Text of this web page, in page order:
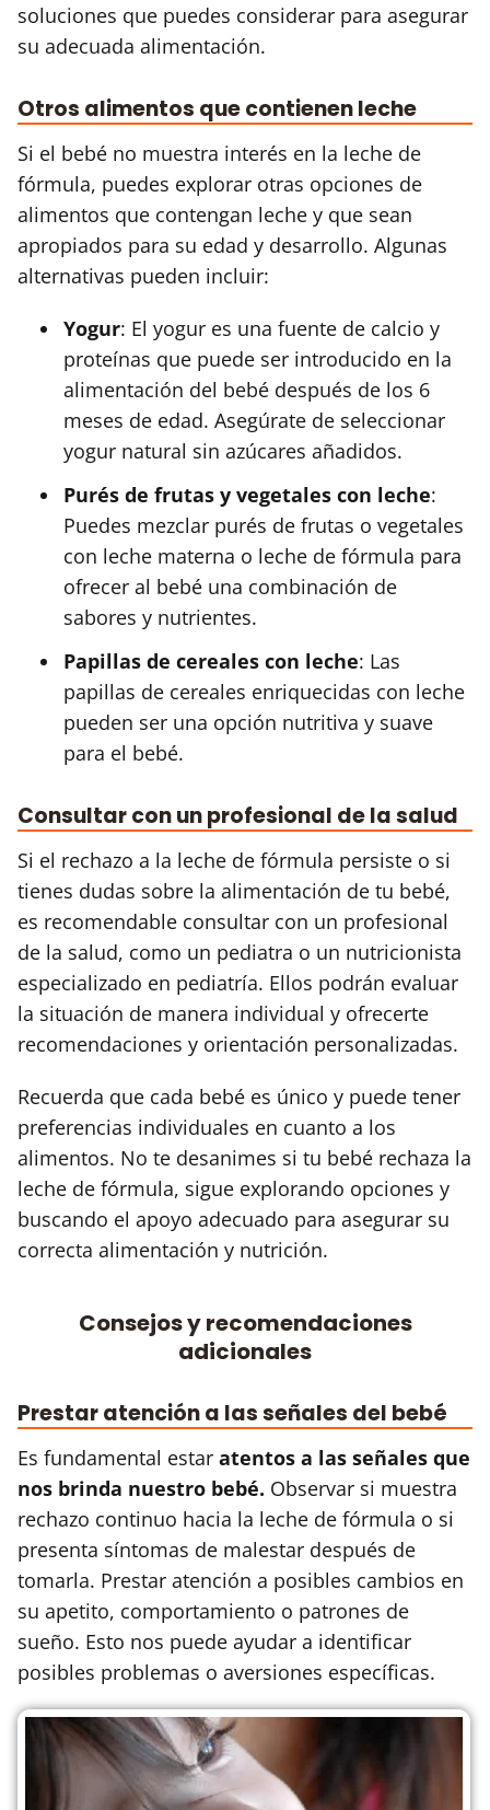
soluciones que puedes considerar para asegurar
su adecuada alimentación.
Otros alimentos que contienen leche
Si el bebé no muestra interés en la leche de
fórmula, puedes explorar otras opciones de
alimentos que contengan leche y que sean
apropiados para su edad y desarrollo. Algunas
alternativas pueden incluir:
Yogur: El yogur es una fuente de calcio y
proteínas que puede ser introducido en la
alimentación del bebé después de los 6
meses de edad. Asegúrate de seleccionar
yogur natural sin azúcares añadidos.
Purés de frutas y vegetales con leche:
Puedes mezclar purés de frutas o vegetales
con leche materna o leche de fórmula para
ofrecer al bebé una combinación de
sabores y nutrientes.
Papillas de cereales con leche: Las
papillas de cereales enriquecidas con leche
pueden ser una opción nutritiva y suave
para el bebé.
Consultar con un profesional de la salud
Si el rechazo a la leche de fórmula persiste o si
tienes dudas sobre la alimentación de tu bebé,
es recomendable consultar con un profesional
de la salud, como un pediatra o un nutricionista
especializado en pediatría. Ellos podrán evaluar
la situación de manera individual y ofrecerte
recomendaciones y orientación personalizadas.
Recuerda que cada bebé es único y puede tener
preferencias individuales en cuanto a los
alimentos. No te desanimes si tu bebé rechaza la
leche de fórmula, sigue explorando opciones y
buscando el apoyo adecuado para asegurar su
correcta alimentación y nutrición.
Consejos y recomendaciones
adicionales
Prestar atención a las señales del bebé
Es fundamental estar atentos a las señales que
nos brinda nuestro bebé. Observar si muestra
rechazo continuo hacia la leche de fórmula o si
presenta síntomas de malestar después de
tomarla. Prestar atención a posibles cambios en
su apetito, comportamiento o patrones de
sueño. Esto nos puede ayudar a identificar
posibles problemas o aversiones específicas.